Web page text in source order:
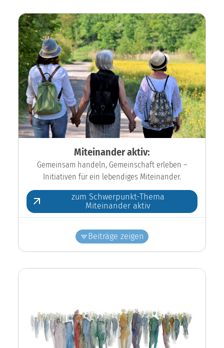
Miteinander aktiv:
Gemeinsam handeln, Gemeinschaft erleben –
Initiativen für ein lebendiges Miteinander.
zum Schwerpunkt-Thema
Miteinander aktiv
Beiträge zeigen